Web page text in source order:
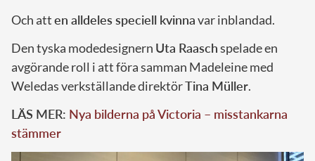
Och atten alldeles speciell kvinnavar inblandad.
Den tyska modedesignern Uta Raaschspelade en
avgörande roll i att föra samman Madeleine med
Weledas verkställande direktörTina Müller.
LÄS MER: Nya bilderna på Victoria – misstankarna
stämmer